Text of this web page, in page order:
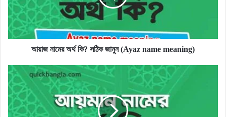
জানুন
(Ayaz
name
meaning)
আয়াজ নামের অর্থ কি? সঠিক জানুন (Ayaz name meaning)
আয়মান
নামের
অর্থ
কি?
সঠিক